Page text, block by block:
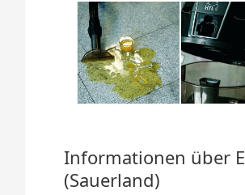
Informationen über
(Sauerland)